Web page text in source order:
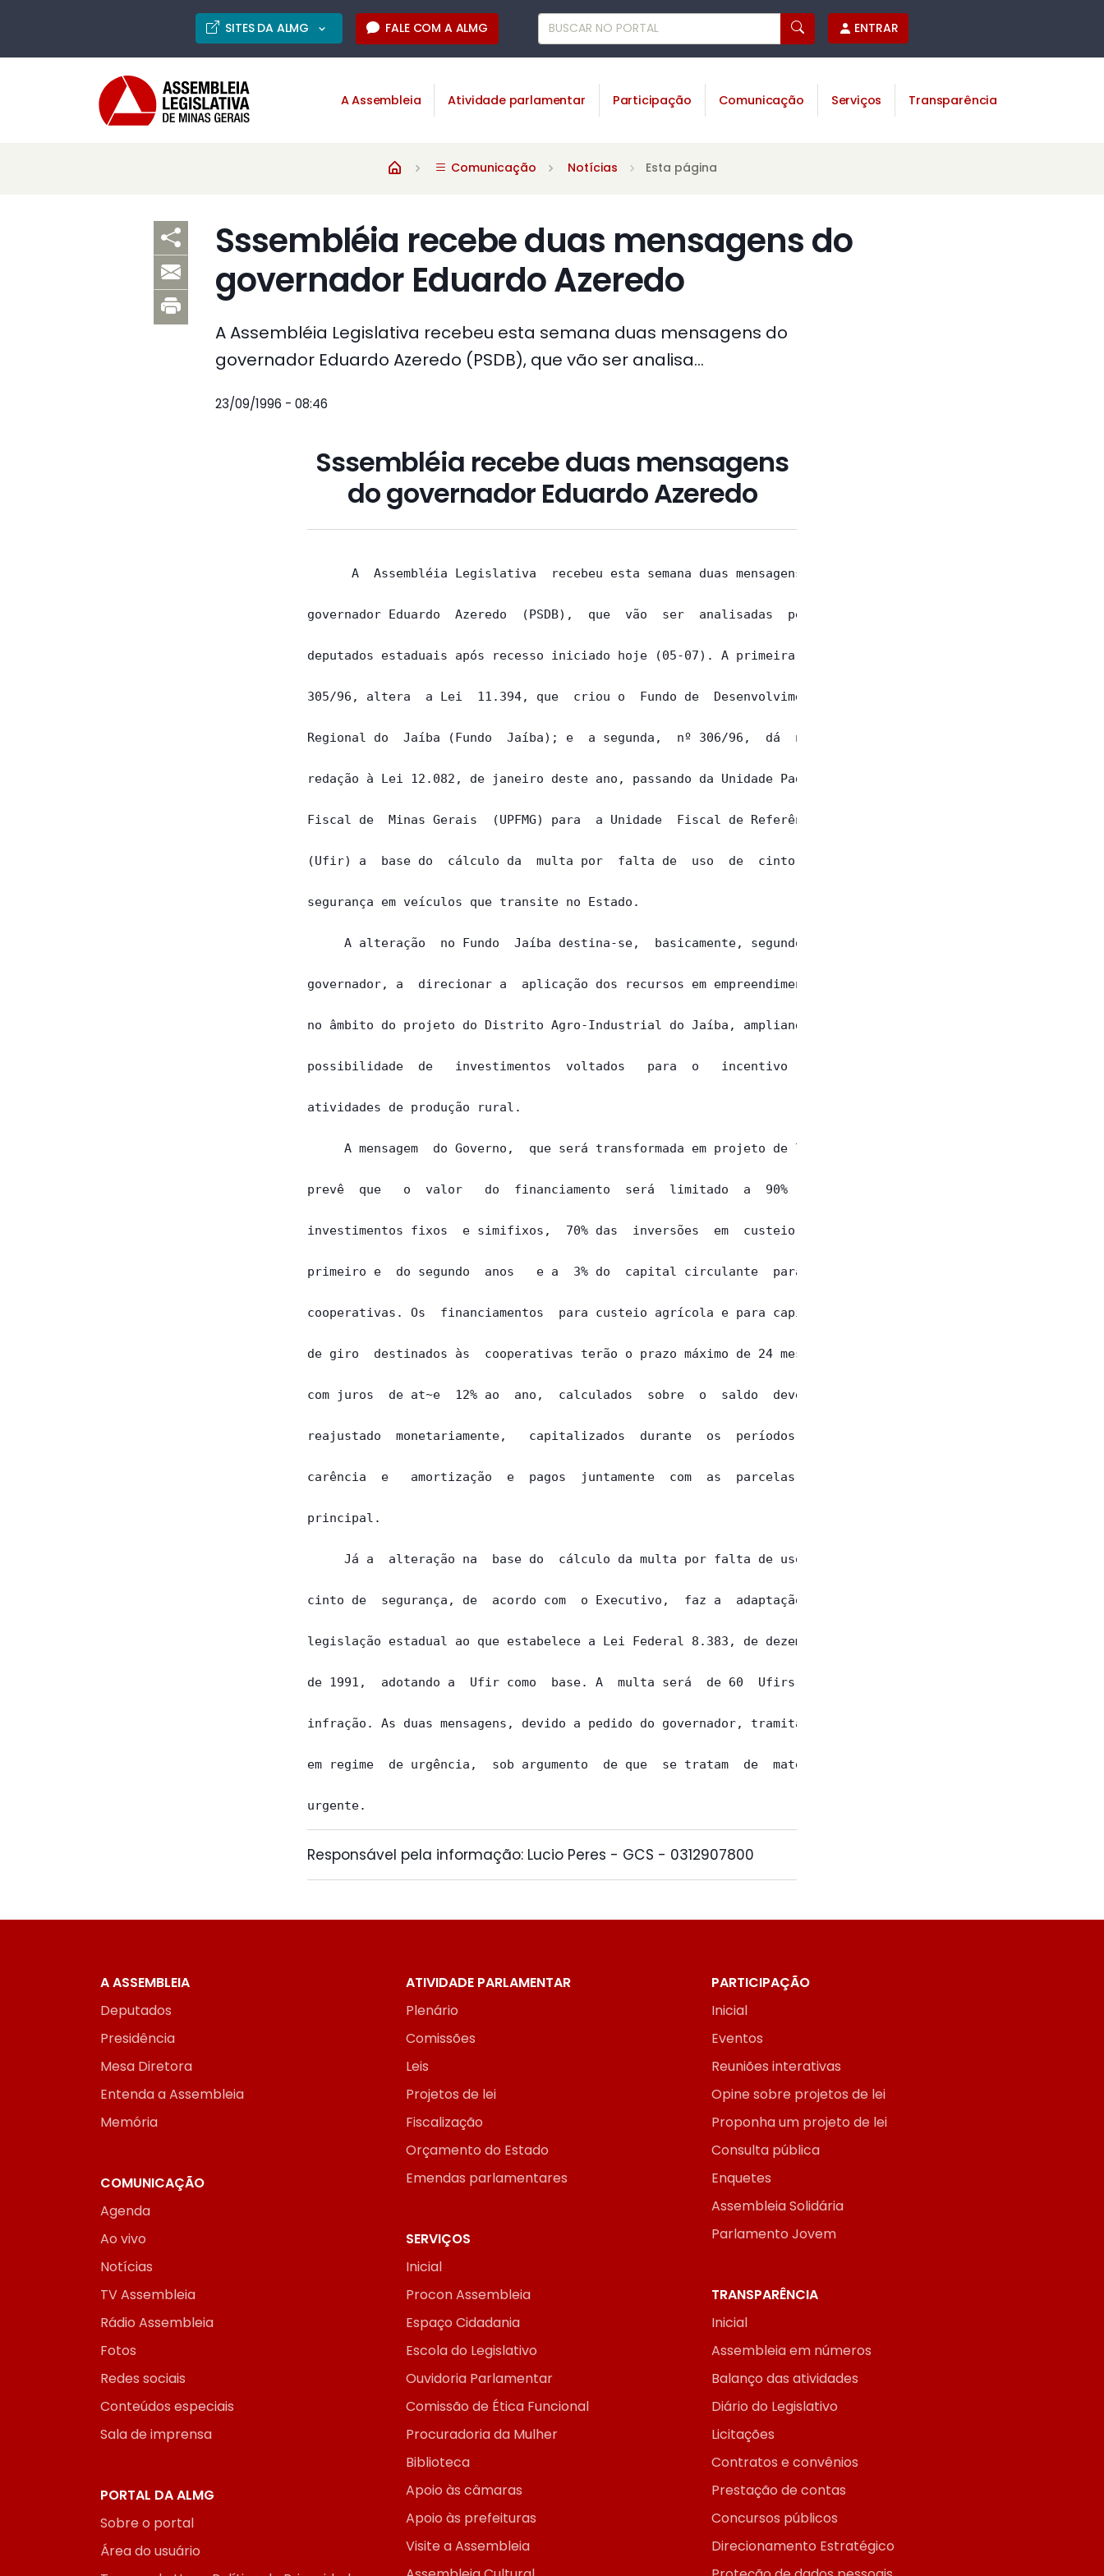
SITES DA ALMG FALE COM A ALMG ENTRAR
A Assembleia Atividade parlamentar Participação Comunicação Serviços Transparência
Comunicação Notícias Esta página
Sssembléia recebe duas mensagens do
governador Eduardo Azeredo
A Assembléia Legislativa recebeu esta semana duas mensagens do
governador Eduardo Azeredo (PSDB), que vão ser analisa...
23/09/1996 - 08:46
Sssembléia recebe duas mensagens
do governador Eduardo Azeredo
      A  Assembléia Legislativa  recebeu esta semana duas mensagens do
governador Eduardo  Azeredo  (PSDB),  que  vão  ser  analisadas  pelos
deputados estaduais após recesso iniciado hoje (05-07). A primeira, nº
305/96, altera  a Lei  11.394, que  criou o  Fundo de  Desenvolvimento
Regional do  Jaíba (Fundo  Jaíba); e  a segunda,  nº 306/96,  dá  nova
redação à Lei 12.082, de janeiro deste ano, passando da Unidade Padrão
Fiscal de  Minas Gerais  (UPFMG) para  a Unidade  Fiscal de Referência
(Ufir) a  base do  cálculo da  multa por  falta de  uso  de  cinto  de
segurança em veículos que transite no Estado.
     A alteração  no Fundo  Jaíba destina-se,  basicamente, segundo  o
governador, a  direcionar a  aplicação dos recursos em empreendimentos
no âmbito do projeto do Distrito Agro-Industrial do Jaíba, ampliando a
possibilidade  de   investimentos  voltados   para  o   incentivo  das
atividades de produção rural.
     A mensagem  do Governo,  que será transformada em projeto de lei,
prevê  que   o  valor   do  financiamento  será  limitado  a  90%  dos
investimentos fixos  e simifixos,  70% das  inversões  em  custeio  do
primeiro e  do segundo  anos   e a  3% do  capital circulante  para as
cooperativas. Os  financiamentos  para custeio agrícola e para capital
de giro  destinados às  cooperativas terão o prazo máximo de 24 meses,
com juros  de at~e  12% ao  ano,  calculados  sobre  o  saldo  devedor
reajustado  monetariamente,   capitalizados  durante  os  períodos  de
carência  e   amortização  e  pagos  juntamente  com  as  parcelas  do
principal.
     Já a  alteração na  base do  cálculo da multa por falta de uso do
cinto de  segurança, de  acordo com  o Executivo,  faz a  adaptação da
legislação estadual ao que estabelece a Lei Federal 8.383, de dezembro
de 1991,  adotando a  Ufir como  base. A  multa será  de 60  Ufirs por
infração. As duas mensagens, devido a pedido do governador, tramitarão
em regime  de urgência,  sob argumento  de que  se tratam  de  matéria
Responsável pela informação: Lucio Peres - GCS - 0312907800
A ASSEMBLEIA
Deputados
Presidência
Mesa Diretora
Entenda a Assembleia
Memória
ATIVIDADE PARLAMENTAR
Plenário
Comissões
Leis
Projetos de lei
Fiscalização
Orçamento do Estado
Emendas parlamentares
PARTICIPAÇÃO
Inicial
Eventos
Reuniões interativas
Opine sobre projetos de lei
Proponha um projeto de lei
Consulta pública
Enquetes
Assembleia Solidária
Parlamento Jovem
COMUNICAÇÃO
Agenda
Ao vivo
Notícias
TV Assembleia
Rádio Assembleia
Fotos
Redes sociais
Conteúdos especiais
Sala de imprensa
SERVIÇOS
Inicial
Procon Assembleia
Espaço Cidadania
Escola do Legislativo
Ouvidoria Parlamentar
Comissão de Ética Funcional
Procuradoria da Mulher
Biblioteca
Apoio às câmaras
Apoio às prefeituras
Visite a Assembleia
TRANSPARÊNCIA
Inicial
Assembleia em números
Balanço das atividades
Diário do Legislativo
Licitações
Contratos e convênios
Prestação de contas
Concursos públicos
Direcionamento Estratégico
PORTAL DA ALMG
Sobre o portal
Área do usuário